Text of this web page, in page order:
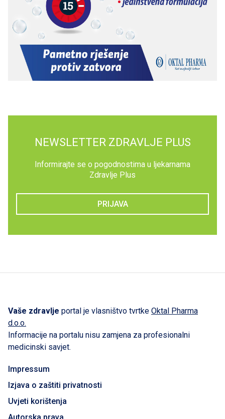
NEWSLETTER ZDRAVLJE PLUS
Informirajte se o pogodnostima u ljekarnama
Zdravlje Plus
PRIJAVA
Vaše zdravlje portal je vlasništvo tvrtke Oktal Pharma
d.o.o.
Informacije na portalu nisu zamjena za profesionalni
medicinski savjet.
Impressum
Izjava o zaštiti privatnosti
Uvjeti korištenja
Autorska prava